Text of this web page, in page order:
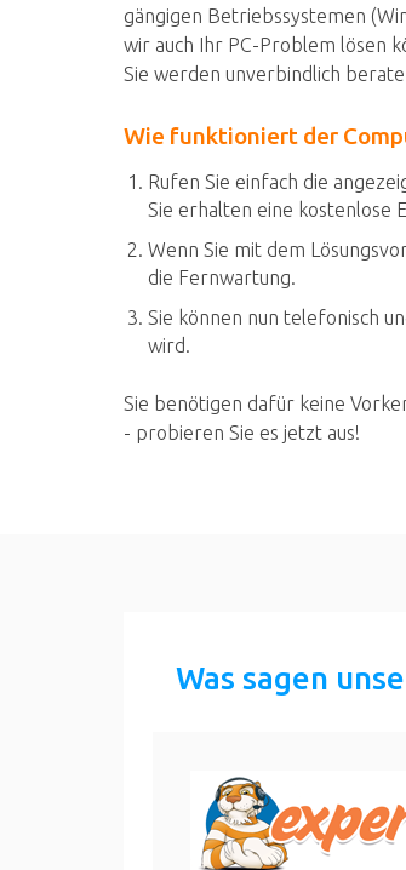
gängigen Betriebssystemen
wir auch Ihr PC-Problem lösen
Sie werden unverbindlich
Wie funktioniert der
Rufen Sie einfach die
Sie erhalten eine kostenlose
Wenn Sie mit dem
die Fernwartung.
Sie können nun telefonisch
wird.
Sie benötigen dafür keine
- probieren Sie es jetzt aus!
Was sagen